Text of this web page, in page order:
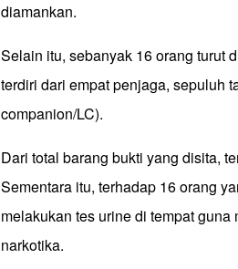
diamankan.
Selain itu, sebanyak 16 orang turut
terdiri dari empat penjaga, sepuluh
companion/LC).
Dari total barang bukti yang disita,
Sementara itu, terhadap 16 orang
melakukan tes urine di tempat
narkotika.